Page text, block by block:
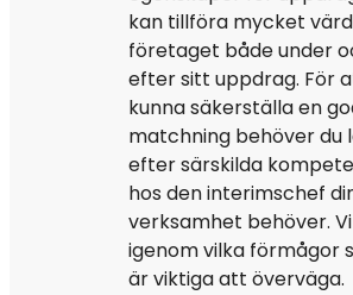
kan tillföra mycket
företaget både under
efter sitt uppdrag. För
kunna säkerställa en
matchning behöver du
efter särskilda
hos den interimschef
verksamhet behöver.
igenom vilka förmågor
är viktiga att överväga.